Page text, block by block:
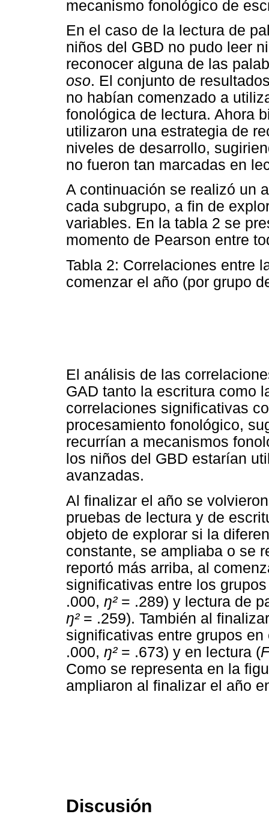
mecanismo fonológico de
En el caso de la lectura de
niños del GBD no pudo leer
reconocer alguna de las
oso. El conjunto de
no habían comenzado a
fonológica de lectura. Ahora
utilizaron una estrategia de
niveles de desarrollo,
no fueron tan marcadas en
A continuación se realizó un
cada subgrupo, a fin de
variables. En la tabla 2 se
momento de Pearson entre
Tabla 2: Correlaciones entre
comenzar el año (por grupo
El análisis de las
GAD tanto la escritura como
correlaciones significativas
procesamiento fonológico,
recurrían a mecanismos
los niños del GBD estarían
avanzadas.
Al finalizar el año se
pruebas de lectura y de
objeto de explorar si la
constante, se ampliaba o se
reportó más arriba, al
significativas entre los
.000, ŋ²= .289) y lectura de
ŋ²= .259). También al
significativas entre grupos en
.000, ŋ²= .673) y en lectura (F
Como se representa en la
ampliaron al finalizar el año
Discusión